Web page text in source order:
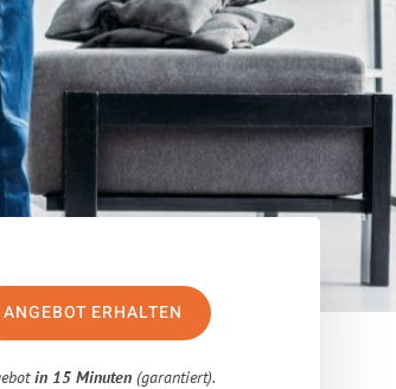
ANGEBOT ERHALTEN
in 15 Minuten (garantiert).